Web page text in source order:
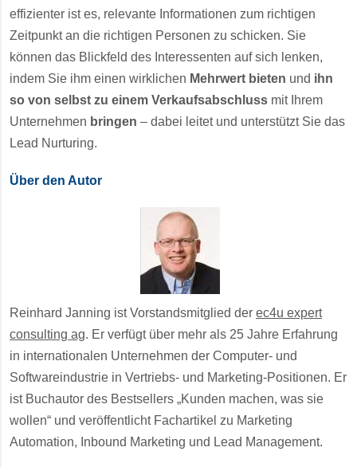
effizienter ist es, relevante Informationen zum richtigen
Zeitpunkt an die richtigen Personen zu schicken. Sie
können das Blickfeld des Interessenten auf sich lenken,
indem Sie ihm einen wirklichen Mehrwert bieten und ihn
so von selbst zu einem Verkaufsabschluss mit Ihrem
Unternehmen bringen – dabei leitet und unterstützt Sie das
Lead Nurturing.
Über den Autor
Reinhard Janning ist Vorstandsmitglied der ec4u expert
consulting ag. Er verfügt über mehr als 25 Jahre Erfahrung
in internationalen Unternehmen der Computer- und
Softwareindustrie in Vertriebs- und Marketing-Positionen. Er
ist Buchautor des Bestsellers „Kunden machen, was sie
wollen“ und veröffentlicht Fachartikel zu Marketing
Automation, Inbound Marketing und Lead Management.